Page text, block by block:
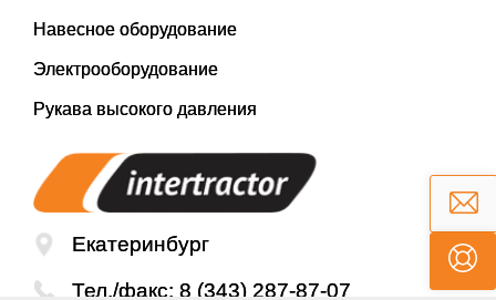
Навесное оборудование
Электрооборудование
Рукава высокого давления
Екатеринбург
Тел./факс: 8 (343) 287-87-07